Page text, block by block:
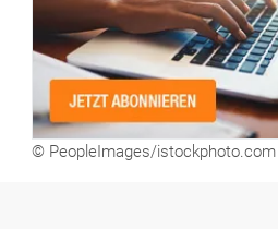
© PeopleImages/istockphoto.com